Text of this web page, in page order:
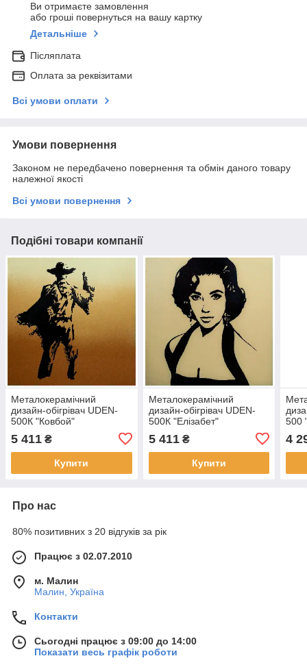
Ви отримаєте замовлення
або гроші повернуться на вашу картку
Детальніше
Післяплата
Оплата за реквізитами
Всі умови оплати
Умови повернення
Законом не передбачено повернення та обмін даного товару
належної якості
Всі умови повернення
Подібні товари компанії
Металокерамічний
дизайн-обігрівач UDEN-
500К "Ковбой"
5 411 ₴
Купити
Металокерамічний
дизайн-обігрівач UDEN-
500К "Елізабет"
5 411₴
Купити
500
4
Про нас
80% позитивних з 20 відгуків за рік
Працює з 02.07.2010
м. Малин
Малин, Україна
Контакти
Сьогодні працює з 09:00 до 14:00
Показати весь графік роботи